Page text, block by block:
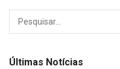
Últimas Notícias